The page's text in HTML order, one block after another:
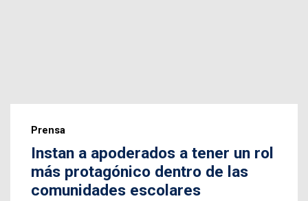
Prensa
Instan a apoderados a tener un rol
más protagónico dentro de las
comunidades escolares